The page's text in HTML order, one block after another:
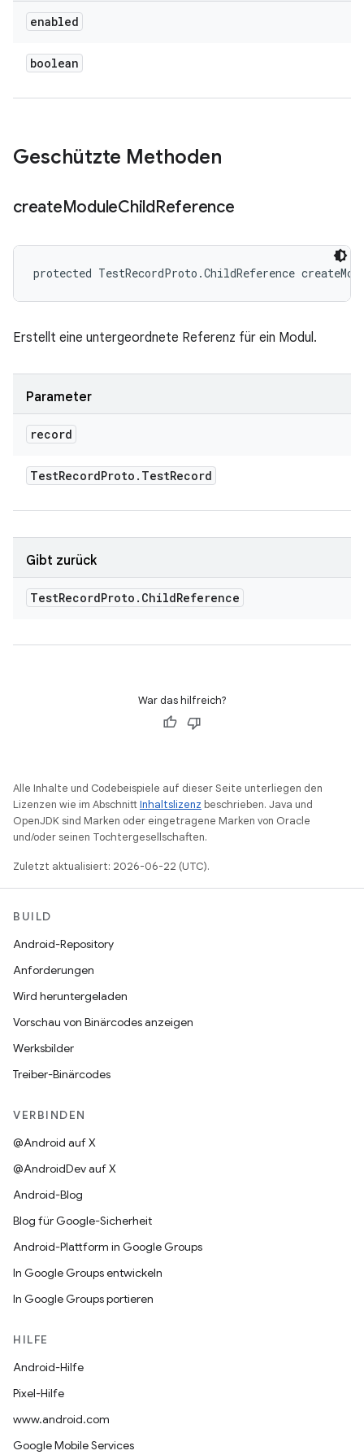
enabled
boolean
Geschützte Methoden
createModuleChildReference
protected TestRecordProto.ChildReference
Erstellt eine untergeordnete Referenz für ein Modul.
Parameter
record
TestRecordProto . TestRecord
Gibt zurück
TestRecordProto . ChildReference
War das hilfreich?
Alle Inhalte und Codebeispiele auf dieser Seite unterliegen den
Lizenzen wie im AbschnittInhaltslizenz beschrieben. Java und
OpenJDK sind Marken oder eingetragene Marken von Oracle
und/oder seinen Tochtergesellschaften.
Zuletzt aktualisiert: 2026-06-22 (UTC).
BUILD
Android-Repository
Anforderungen
Wird heruntergeladen
Vorschau von Binärcodes anzeigen
Werksbilder
Treiber-Binärcodes
VERBINDEN
@Android auf X
@AndroidDev auf X
Android-Blog
Blog für Google-Sicherheit
Android-Plattform in Google Groups
In Google Groups entwickeln
In Google Groups portieren
HILFE
Android-Hilfe
Pixel-Hilfe
www.android.com
Google Mobile Services